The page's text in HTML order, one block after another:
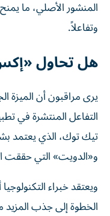
المنشور الأصلي، ما
وتفاعلاً.
هل تحاول
يرى مراقبون أن الميزة
التفاعل المنتشرة في
تيك توك، الذي يعتمد
و«الدويت» التي حققت
ويعتقد خبراء
الخطوة إلى جذب